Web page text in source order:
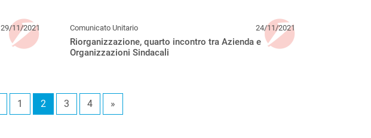
29/11/2021 Comunicato Unitario 24/11/2021
Riorganizzazione, quarto incontro tra Azienda e
Organizzazioni Sindacali
1 2 3 4 »